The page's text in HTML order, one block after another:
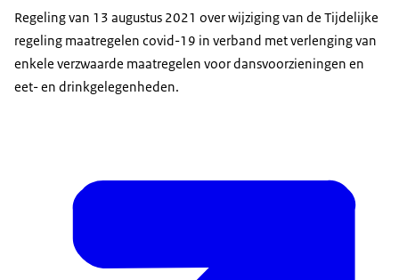
Regeling van 13 augustus 2021 over wijziging van de Tijdelijke
regeling maatregelen covid-19 in verband met verlenging van
enkele verzwaarde maatregelen voor dansvoorzieningen en
eet- en drinkgelegenheden.